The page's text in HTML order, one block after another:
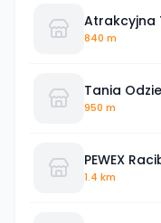
Atrakcyjna
840 m
Tania
950 m
PEWEX
1.4 km